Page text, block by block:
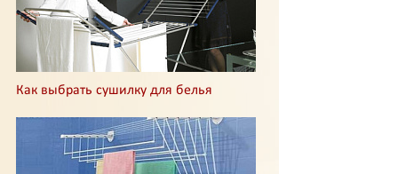
Как выбрать сушилку для белья